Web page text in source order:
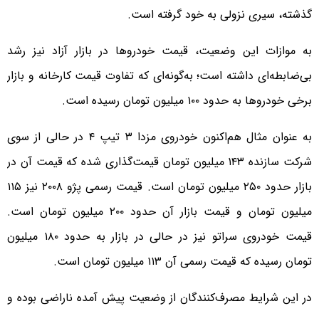
گذشته، سیری نزولی به خود گرفته است.
به موازات این وضعیت، قیمت خودروها در بازار آزاد نیز رشد
بی‌ضابطه‌ای داشته است؛ به‌گونه‌ای که تفاوت قیمت کارخانه و بازار
برخی خودروها به حدود ۱۰۰ میلیون تومان رسیده است.
به عنوان مثال هم‌اکنون خودروی مزدا ۳ تیپ ۴ در حالی از سوی
شرکت سازنده ۱۴۳ میلیون تومان قیمت‌گذاری شده که قیمت آن در
بازار حدود ۲۵۰ میلیون تومان است. قیمت رسمی پژو ۲۰۰۸ نیز ۱۱۵
میلیون تومان و قیمت بازار آن حدود ۲۰۰ میلیون تومان است.
قیمت خودروی سراتو نیز در حالی در بازار به حدود ۱۸۰ میلیون
تومان رسیده که قیمت رسمی آن ۱۱۳ میلیون تومان است.
در این شرایط مصرف‌کنندگان از وضعیت پیش آمده ناراضی بوده و